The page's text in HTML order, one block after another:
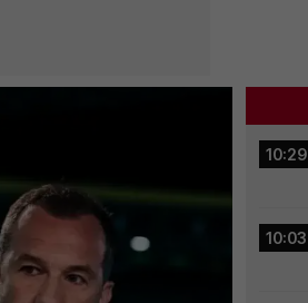
10:29
10:03